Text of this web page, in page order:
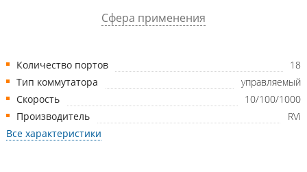
Сфера применения
Количество портов
18
Тип коммутатора
управляемый
Скорость
10/100/1000
Производитель
RVi
Все характеристики